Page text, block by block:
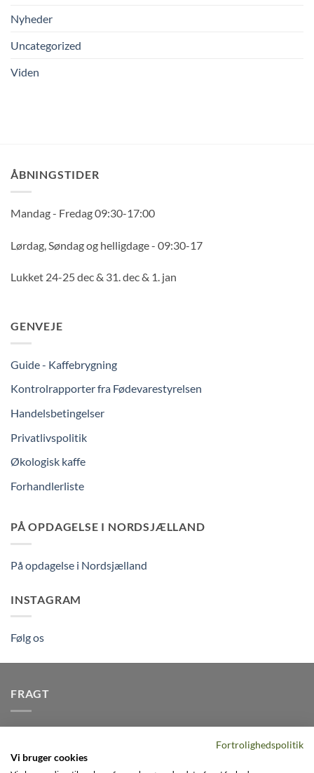
Nyheder
Uncategorized
Viden
ÅBNINGSTIDER
Mandag - Fredag 09:30-17:00
Lørdag, Søndag og helligdage - 09:30-17
Lukket 24-25 dec & 31. dec & 1. jan
GENVEJE
Guide - Kaffebrygning
Kontrolrapporter fra Fødevarestyrelsen
Handelsbetingelser
Privatlivspolitik
Økologisk kaffe
Forhandlerliste
PÅ OPDAGELSE I NORDSJÆLLAND
På opdagelse i Nordsjælland
INSTAGRAM
Følg os
FRAGT
på alle pakker - Husk der er fri
levering på alle ordre over DKK395
Fortrolighedspolitik
Vi bruger cookies